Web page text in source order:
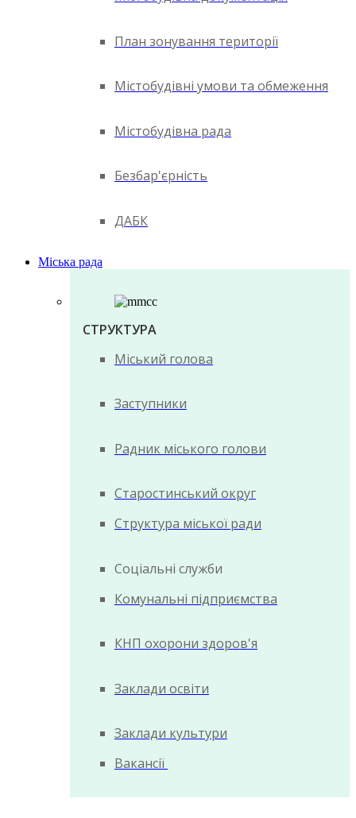
План зонування території
Містобудівні умови та обмеження
Містобудівна рада
Безбар'єрність
ДАБК
Міська рада
СТРУКТУРА
Міський голова
Заступники
Радник міського голови
Старостинський округ
Структура міської ради
Соціальні служби
Комунальні підприємства
КНП охорони здоров'я
Заклади освіти
Заклади культури
Вакансії